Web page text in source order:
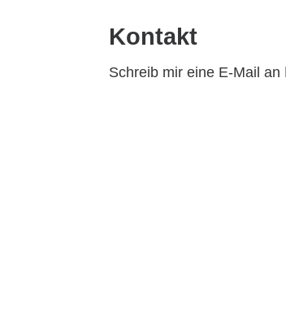
Kontakt
Schreib mir eine E-Mail an